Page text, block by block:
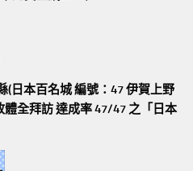
日本百名城 編號：47 伊賀上野
體全拜訪達成率 47/47 之「日本